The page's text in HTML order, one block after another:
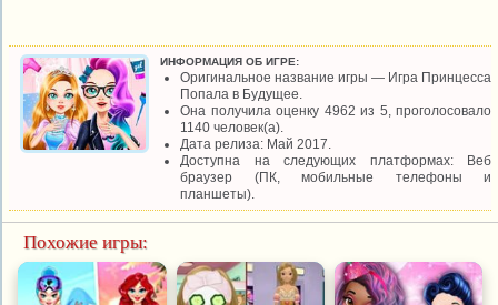
ИНФОРМАЦИЯ ОБ ИГРЕ:
Оригинальное название игры — Игра Принцесса
Попала в Будущее.
Она получила оценку 4962 из 5, проголосовало
1140 человек(а).
Дата релиза: Май 2017.
Доступна на следующих платформах: Веб
браузер (ПК, мобильные телефоны и
планшеты).
Похожие игры: